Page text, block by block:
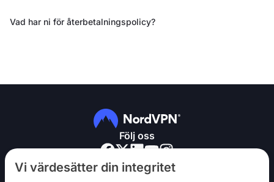
Vi värdesätter din integritet
Vad har ni för återbetalningspolicy?
Följ oss